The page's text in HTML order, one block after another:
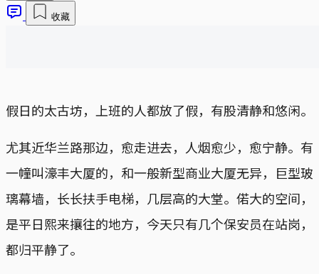
收藏
假日的太古坊，上班的人都放了假，有股清静和悠闲。
尤其近华兰路那边，愈走进去，人烟愈少，愈宁静。有
一幢叫濠丰大厦的，和一般新型商业大厦无异，巨型玻
璃幕墙，长长扶手电梯，几层高的大堂。偌大的空间，
是平日熙来攘往的地方，今天只有几个保安员在站岗，
都归平静了。